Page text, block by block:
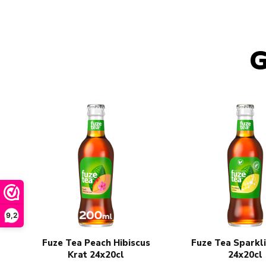
9,2
Navigating through the elements of the carousel is
Press to skip carousel
Fuze Tea Peach Hibiscus
Krat 24x20cl
Fuze Tea
24x20cl